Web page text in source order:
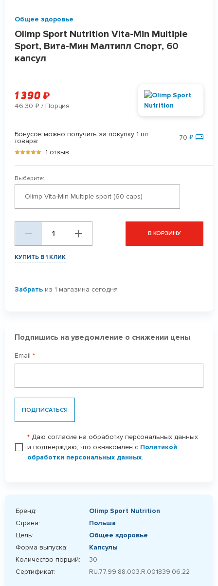
Общее здоровье
Olimp Sport Nutrition Vita-Min Multiple
Sport, Вита-Мин Малтипл Спорт, 60
капсул
1 390 ₽
46.30 ₽ / Порция
Бонусов можно получить за покупку 1 шт.
товара:
70₽
1 отзыв
Выберите:
Olimp Vita-Min Multiple sport (60 caps)
В КОРЗИНУ
КУПИТЬ В 1 КЛИК
Забрать из 1 магазина сегодня
Подпишись на уведомление о снижении цены
Email *
ПОДПИСАТЬСЯ
* Даю согласие на обработку персональных данных
и подтверждаю, что ознакомлен с Политикой
обработки персональных данных.
Бренд:
Olimp Sport Nutrition
Страна:
Польша
Цель:
Общее здоровье
Форма выпуска:
Капсулы
Количество порций:
30
Сертификат:
RU.77.99.88.003.R.001839.06.22